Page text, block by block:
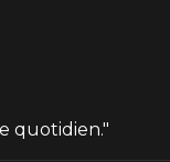
quotidien."